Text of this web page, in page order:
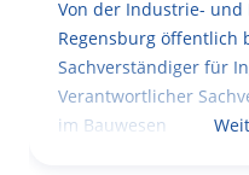
Von der Industrie- und
Regensburg öffentlich
Sachverständiger für
Verantwortlicher
im Bauwesen